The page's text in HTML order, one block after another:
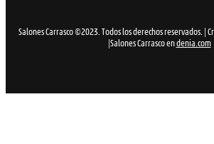
Salones Carrasco ©2023. Todos los derechos reservados. |
|Salones Carrasco endenia.com